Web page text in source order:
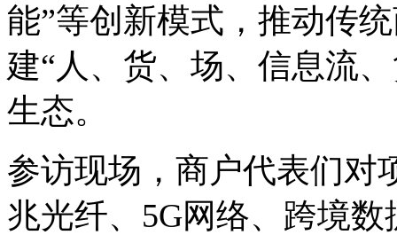
能”等创新模式，推动传
建“人、货、场、信息流
生态。
参访现场，商户代表们对
兆光纤、5G网络、跨境